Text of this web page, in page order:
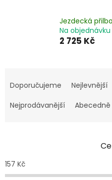
Jezdecká
Na
2 725 Kč
a
e
o
d
Doporučujeme Nejlevnější
Nejprodávanější
Abecedně
157 Kč